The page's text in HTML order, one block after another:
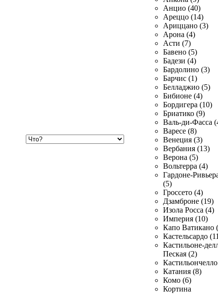
Анцио (40)
Ареццо (14)
Ариццано (3)
Арона (4)
Асти (7)
Бавено (5)
Бадези (4)
Бардолино (3)
Барчис (1)
Белладжио (5)
Бибионе (4)
Бордигера (10)
Бриатико (9)
Валь-ди-Фасса
Варесе (8)
Венеция (3)
Вербания (13)
Верона (5)
Вольтерра (4)
Гардоне-
(5)
Гроссето (4)
Дзамброне (19)
Изола Росса (4)
Империя (10)
Капо Ватикано
Кастельсардо
Кастильоне-
Пеская (2)
Катания (8)
Комо (6)
Кортина